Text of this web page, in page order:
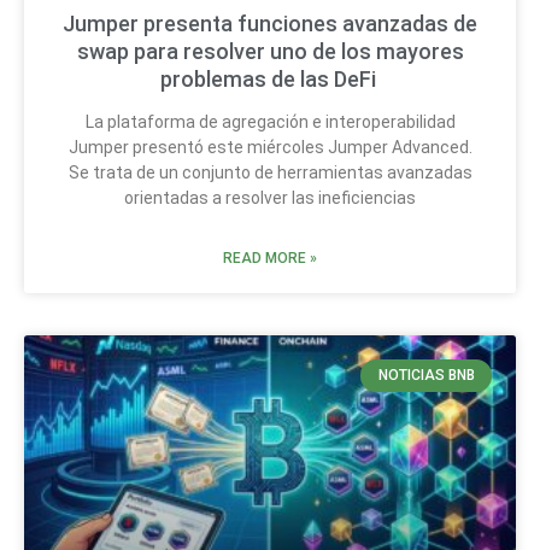
Jumper presenta funciones avanzadas de
swap para resolver uno de los mayores
problemas de las DeFi
La plataforma de agregación e interoperabilidad
Jumper presentó este miércoles Jumper Advanced.
Se trata de un conjunto de herramientas avanzadas
orientadas a resolver las ineficiencias
READ MORE »
NOTICIAS BNB